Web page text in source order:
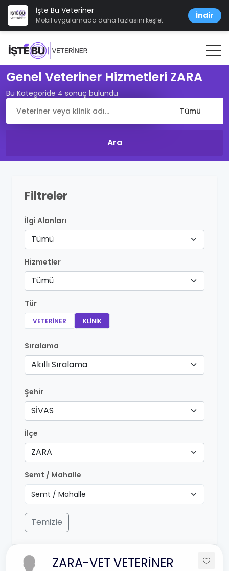
İşte Bu Veteriner
Mobil uygulamada daha fazlasını keşfet İndir
Genel Veteriner Hizmetleri ZARA
Bu Kategoride 4 sonuç bulundu
Filtreler
İlgi Alanları
Tümü
Hizmetler
Tümü
Tür
VETERINER KLINIK
Sıralama
Akıllı Sıralama
Şehir
SİVAS
İlçe
ZARA
Semt / Mahalle
Temizle
ZARA-VET VETERİNER